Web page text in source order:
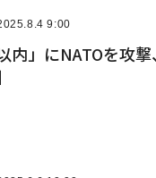
9:00
内」にNATOを攻